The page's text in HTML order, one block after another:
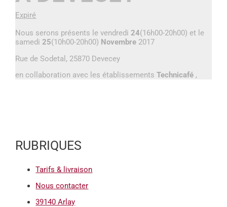
Expiré
Nous serons présents le vendredi24(16h00-20h00) et le
samedi25(10h00-20h00) Novembre 2017
Rue de Sodetal, 25870 Devecey
en collaboration avec les établissementsTechnicafé ,
RUBRIQUES
Tarifs & livraison
Nous contacter
39140 Arlay